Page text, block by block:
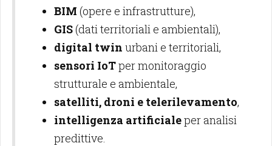
BIM (opere e infrastrutture),
GIS(dati territoriali e ambientali),
digital twin urbani e territoriali,
sensori IoTper monitoraggio
strutturale e ambientale,
satelliti, droni e telerilevamento,
intelligenza artificialeper analisi
predittive.